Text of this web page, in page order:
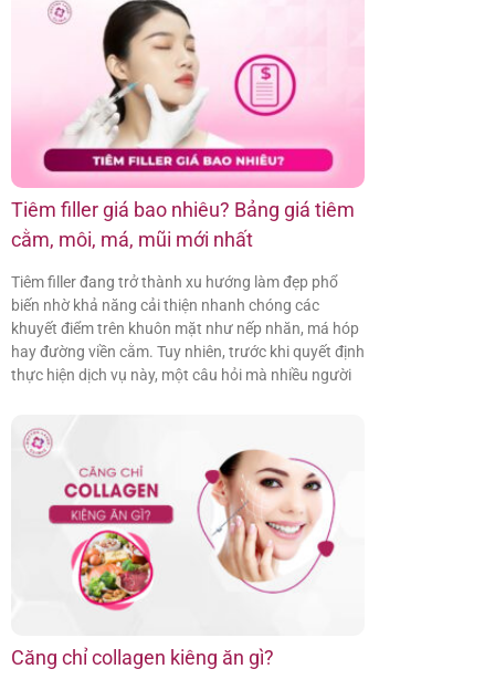
Tiêm filler giá bao nhiêu? Bảng giá tiêm
cằm, môi, má, mũi mới nhất
Tiêm filler đang trở thành xu hướng làm đẹp phổ
biến nhờ khả năng cải thiện nhanh chóng các
khuyết điểm trên khuôn mặt như nếp nhăn, má hóp
hay đường viền cằm. Tuy nhiên, trước khi quyết định
thực hiện dịch vụ này, một câu hỏi mà nhiều người
Căng chỉ collagen kiêng ăn gì?